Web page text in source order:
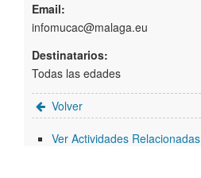
Email:
infomucac@malaga.eu
Destinatarios:
Todas las edades
Volver
Ver Actividades Relacionadas